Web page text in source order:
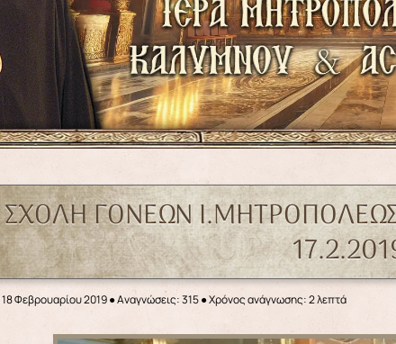
ΣΧΟΛΗ ΓΟΝΕΩΝ
Φεβρουαρίου 2019●Αναγνώσεις: 315● Χρόνος ανάγνωσης: 2 λεπτά